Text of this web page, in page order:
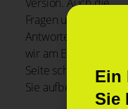
Fragen und
Antworten haben
wir am Ende der
Seite schriftlich für
Sie aufbereitet.
Ein
Sie